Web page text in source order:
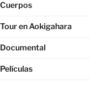
Cuerpos
Tour en Aokigahara
Documental
Películas